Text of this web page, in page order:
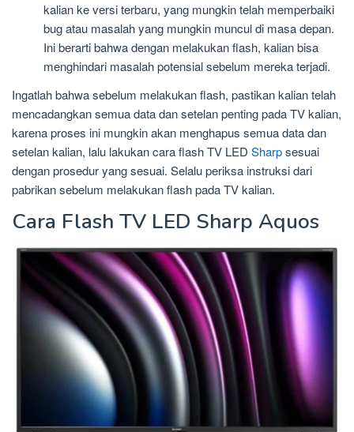
kalian ke versi terbaru, yang mungkin telah memperbaiki
bug atau masalah yang mungkin muncul di masa depan.
Ini berarti bahwa dengan melakukan flash, kalian bisa
menghindari masalah potensial sebelum mereka terjadi.
Ingatlah bahwa sebelum melakukan flash, pastikan kalian telah
mencadangkan semua data dan setelan penting pada TV kalian,
karena proses ini mungkin akan menghapus semua data dan
setelan kalian, lalu lakukan cara flash TV LED Sharpsesuai
dengan prosedur yang sesuai. Selalu periksa instruksi dari
pabrikan sebelum melakukan flash pada TV kalian.
Cara Flash TV LED Sharp Aquos